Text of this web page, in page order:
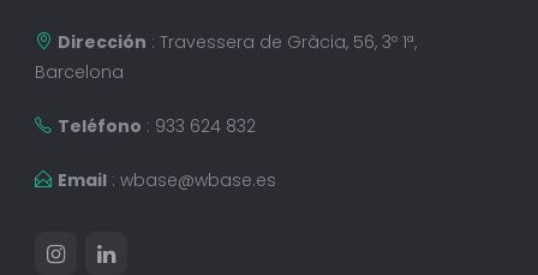
Dirección : Travessera de Gràcia, 56, 3º 1ª,
Barcelona
Teléfono : 933 624 832
Email: wbase@wbase.es